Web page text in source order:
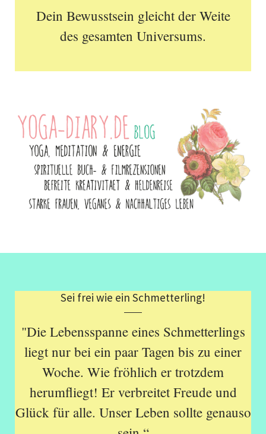
Dein Bewusstsein gleicht der Weite
des gesamten Universums.
Sei frei wie ein Schmetterling!
"Die Lebensspanne eines Schmetterlings
liegt nur bei ein paar Tagen bis zu einer
Woche. Wie fröhlich er trotzdem
herumfliegt! Er verbreitet Freude und
Glück für alle. Unser Leben sollte genauso